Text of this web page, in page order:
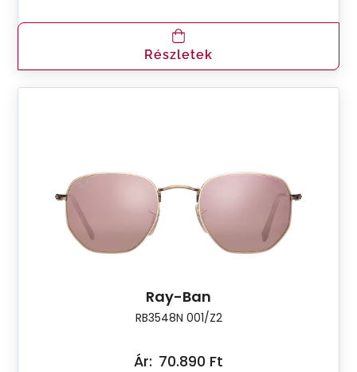
Részletek
Ray-Ban
RB3548N 001/Z2
Ár: 70.890 Ft